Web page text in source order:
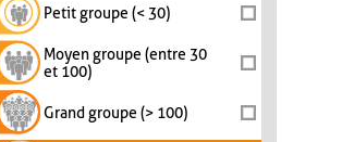
Petit groupe (< 30)
Moyen groupe (entre 30
et 100)
Grand groupe (> 100)